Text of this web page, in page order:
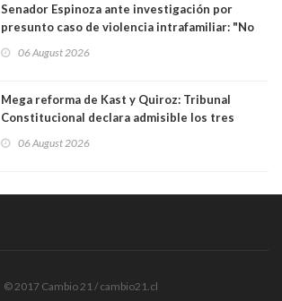
Senador Espinoza ante investigación por
presunto caso de violencia intrafamiliar: "No
antecedentes a Tribunal Supremo
06 August 2026
Mega reforma de Kast y Quiroz: Tribunal
Constitucional declara admisible los tres
06 August 2026
© 2017 Cambio 21 / cambio21.cl